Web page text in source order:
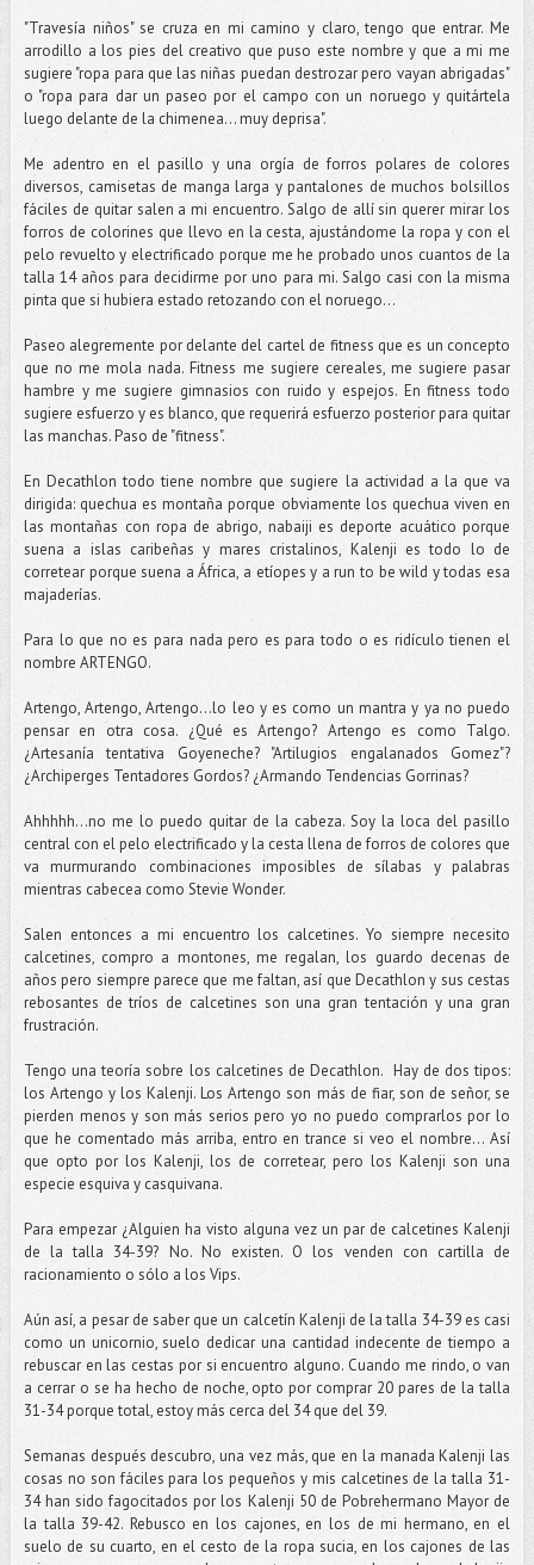
"Travesía niños" se cruza en mi camino y claro, tengo que entrar. Me
arrodillo a los pies del creativo que puso este nombre y que a mi me
sugiere "ropa para que las niñas puedan destrozar pero vayan abrigadas"
o "ropa para dar un paseo por el campo con un noruego y quitártela
luego delante de la chimenea... muy deprisa".
Me adentro en el pasillo y una orgía de forros polares de colores
diversos, camisetas de manga larga y pantalones de muchos bolsillos
fáciles de quitar salen a mi encuentro. Salgo de allí sin querer mirar los
forros de colorines que llevo en la cesta, ajustándome la ropa y con el
pelo revuelto y electrificado porque me he probado unos cuantos de la
talla 14 años para decidirme por uno para mi. Salgo casi con la misma
pinta que si hubiera estado retozando con el noruego...
Paseo alegremente por delante del cartel de fitness que es un concepto
que no me mola nada. Fitness me sugiere cereales, me sugiere pasar
hambre y me sugiere gimnasios con ruido y espejos. En fitness todo
sugiere esfuerzo y es blanco, que requerirá esfuerzo posterior para quitar
las manchas. Paso de "fitness".
En Decathlon todo tiene nombre que sugiere la actividad a la que va
dirigida: quechua es montaña porque obviamente los quechua viven en
las montañas con ropa de abrigo, nabaiji es deporte acuático porque
suena a islas caribeñas y mares cristalinos, Kalenji es todo lo de
corretear porque suena a África, a etíopes y a run to be wild y todas esa
majaderías.
Para lo que no es para nada pero es para todo o es ridículo tienen el
nombre ARTENGO.
Artengo, Artengo, Artengo...lo leo y es como un mantra y ya no puedo
pensar en otra cosa. ¿Qué es Artengo? Artengo es como Talgo.
¿Artesanía tentativa Goyeneche? "Artilugios engalanados Gomez"?
¿Archiperges Tentadores Gordos? ¿Armando Tendencias Gorrinas?
Ahhhhh...no me lo puedo quitar de la cabeza. Soy la loca del pasillo
central con el pelo electrificado y la cesta llena de forros de colores que
va murmurando combinaciones imposibles de sílabas y palabras
mientras cabecea como Stevie Wonder.
Salen entonces a mi encuentro los calcetines. Yo siempre necesito
calcetines, compro a montones, me regalan, los guardo decenas de
años pero siempre parece que me faltan, así que Decathlon y sus cestas
rebosantes de tríos de calcetines son una gran tentación y una gran
frustración.
Tengo una teoría sobre los calcetines de Decathlon. Hay de dos tipos:
los Artengo y los Kalenji. Los Artengo son más de fiar, son de señor, se
pierden menos y son más serios pero yo no puedo comprarlos por lo
que he comentado más arriba, entro en trance si veo el nombre... Así
que opto por los Kalenji, los de corretear, pero los Kalenji son una
especie esquiva y casquivana.
Para empezar ¿Alguien ha visto alguna vez un par de calcetines Kalenji
de la talla 34-39? No. No existen. O los venden con cartilla de
racionamiento o sólo a los Vips.
Aún así, a pesar de saber que un calcetín Kalenji de la talla 34-39 es casi
como un unicornio, suelo dedicar una cantidad indecente de tiempo a
rebuscar en las cestas por si encuentro alguno. Cuando me rindo, o van
a cerrar o se ha hecho de noche, opto por comprar 20 pares de la talla
31-34 porque total, estoy más cerca del 34 que del 39.
Semanas después descubro, una vez más, que en la manada Kalenji las
cosas no son fáciles para los pequeños y mis calcetines de la talla 31-
34 han sido fagocitados por los Kalenji 50 de Pobrehermano Mayor de
la talla 39-42. Rebusco en los cajones, en los de mi hermano, en el
suelo de su cuarto, en el cesto de la ropa sucia, en los cajones de las